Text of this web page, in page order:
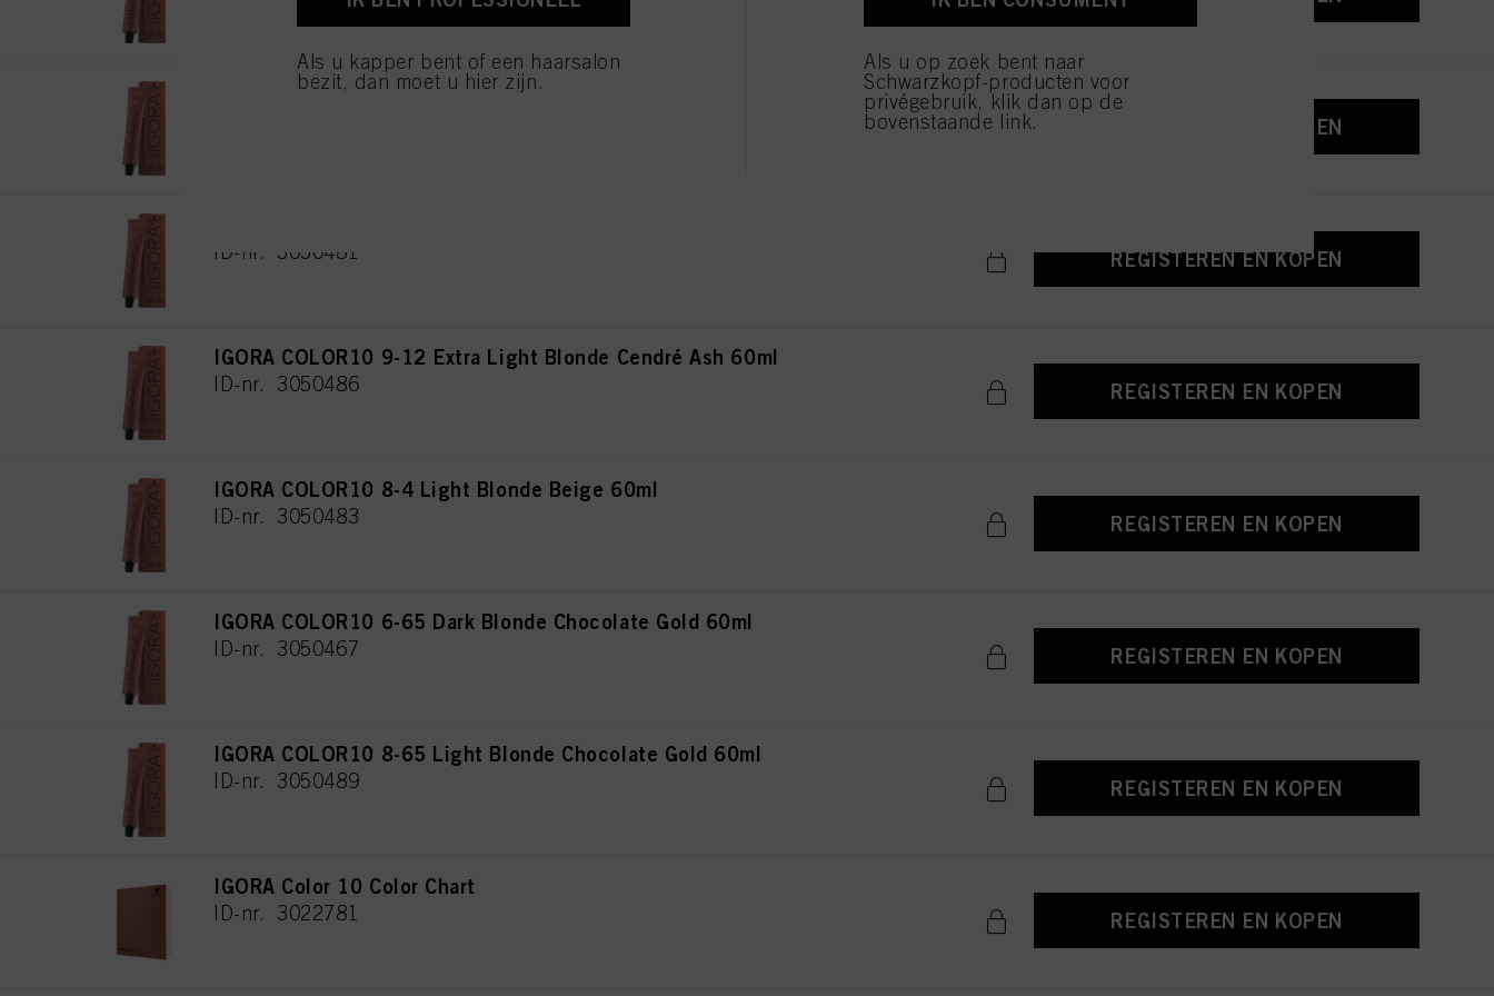
IGORA COLOR10 5-12 Light Brown Cendré Ash 60ml
REGISTEREN EN KOPEN
ID-nr. 3050481 REGISTEREN EN KOPEN
IGORA COLOR10 9-12 Extra Light Blonde Cendré Ash 60ml
ID-nr. 3050486 REGISTEREN EN KOPEN
IGORA COLOR10 8-4 Light Blonde Beige 60ml
ID-nr. 3050483 REGISTEREN EN KOPEN
IGORA COLOR10 6-65 Dark Blonde Chocolate Gold 60ml
ID-nr. 3050467 REGISTEREN EN KOPEN
IGORA COLOR10 8-65 Light Blonde Chocolate Gold 60ml
ID-nr. 3050489 REGISTEREN EN KOPEN
IGORA Color 10 Color Chart
ID-nr. 3022781 REGISTEREN EN KOPEN
Als u kapper bent of een haarsalon
bezit, dan moet u hier zijn.
Als u op zoek bent naar
Schwarzkopf-producten voor
privégebruik, klik dan op de
bovenstaande link.
alleen cookies gebruikt die technisch noodzakelijk zijn om u deze website aan te kunnen bieden..